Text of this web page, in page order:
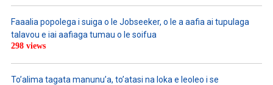
Faaalia popolega i suiga o le Jobseeker, o le a aafia ai tupulaga
talavou e iai aafiaga tumau o le soifua
298 views
To’alima tagata manunu’a, to’atasi na loka e leoleo i se